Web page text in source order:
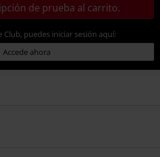
de prueba al carrito.
Club, puedes iniciar sesión aquí:
Accede ahora